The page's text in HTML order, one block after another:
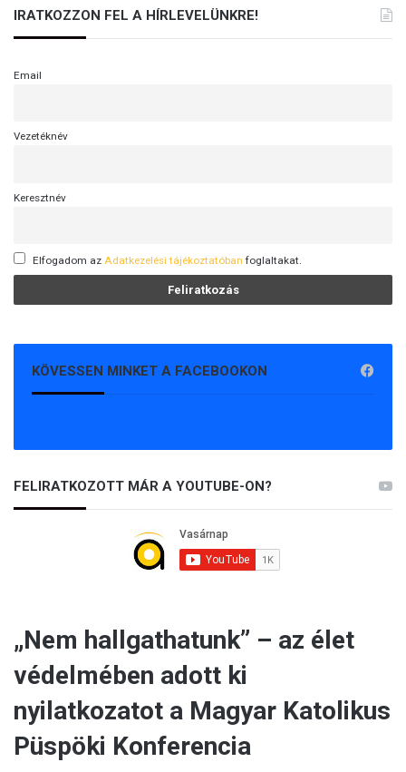
IRATKOZZON FEL A HÍRLEVELÜNKRE!
Email
Vezetéknév
Keresztnév
Elfogadom az Adatkezelési tájékoztatóban foglaltakat.
KÖVESSEN MINKET A FACEBOOKON
FELIRATKOZOTT MÁR A YOUTUBE-ON?